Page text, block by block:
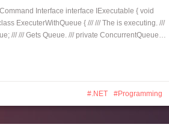
Interface interface IExecutable { void
ExecuterWithQueue { /// /// The is executing. ///
/// /// Gets Queue. /// private ConcurrentQueue…
.NET Programming